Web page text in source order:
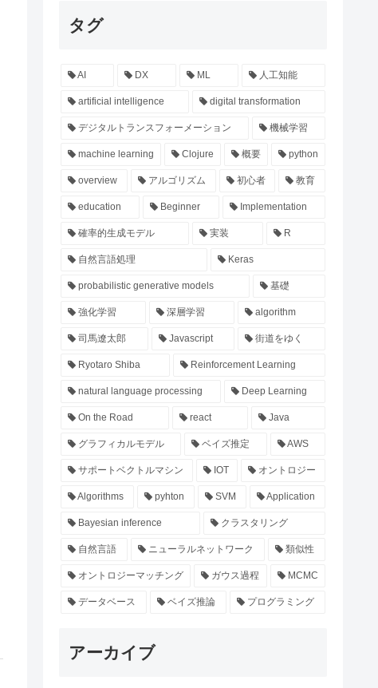
タグ
AI DX ML 人工知能
artificial intelligence digital transformation
デジタルトランスフォーメーション 機械学習
machine learning Clojure 概要 python
overview アルゴリズム 初心者 教育
education Beginner Implementation
確率的生成モデル 実装 R
自然言語処理 Keras
probabilistic generative models 基礎
強化学習 深層学習 algorithm
司馬遼太郎 Javascript 街道をゆく
Ryotaro Shiba Reinforcement Learning
natural language processing Deep Learning
On the Road react Java
グラフィカルモデル ベイズ推定 AWS
サポートベクトルマシン IOT オントロジー
Algorithms pyhton SVM Application
Bayesian inference クラスタリング
自然言語 ニューラルネットワーク 類似性
オントロジーマッチング ガウス過程 MCMC
データベース ベイズ推論 プログラミング
アーカイブ